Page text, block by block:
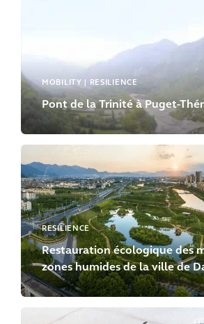
MOBILITY | RESILIENCE
Pont de la Trinité à Puget-
RESILIENCE
Restauration écologique des
zones humides de la ville de